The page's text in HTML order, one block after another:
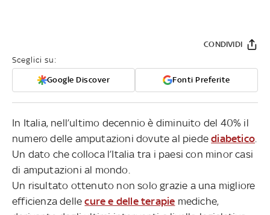
Sceglici su:
Google Discover Fonti Preferite
CONDIVIDI
In Italia, nell’ultimo decennio è diminuito del 40% il
numero delle amputazioni dovute al piedediabetico
Un dato che colloca l’Italia tra i paesi con minor casi
di amputazioni al mondo.
Un risultato ottenuto non solo grazie a una migliore
efficienza dellecure e delle terapie mediche,